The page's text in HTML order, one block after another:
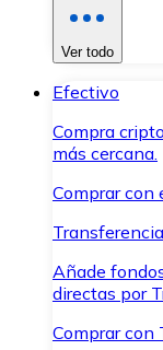
Ver todo
Efectivo
Compra
más cercana.
Comprar con
Añade
directas por
Comprar con